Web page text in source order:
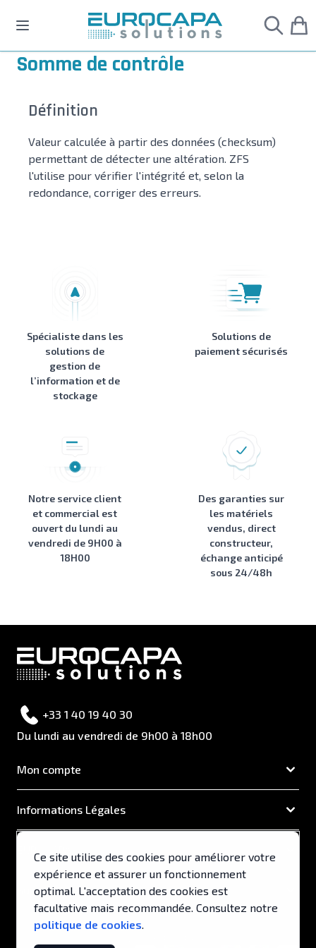
Somme de contrôle
Définition
Valeur calculée à partir des données (checksum)
permettant de détecter une altération. ZFS
l'utilise pour vérifier l'intégrité et, selon la
redondance, corriger des erreurs.
Spécialiste dans les
solutions de
gestion de
l’information et de
stockage
Solutions de
paiement sécurisés
Notre service client
et commercial est
ouvert du lundi au
vendredi de 9H00 à
18H00
Des garanties sur
les matériels
vendus, direct
constructeur,
échange anticipé
sous 24/48h
+33 1 40 19 40 30
Du lundi au vendredi de 9h00 à 18h00
Mon compte
Informations Légales
Support & Services
Ce site utilise des cookies pour améliorer votre
expérience et assurer un fonctionnement
optimal. L'acceptation des cookies est
facultative mais recommandée. Consultez notre
politique de cookies.